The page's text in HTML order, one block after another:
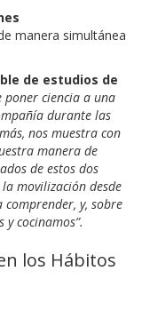
manera simultánea
de estudios de
poner ciencia a una
durante las
nos muestra con
manera de
de estos dos
movilización desde
y, sobre
cocinamos”.
los Hábitos